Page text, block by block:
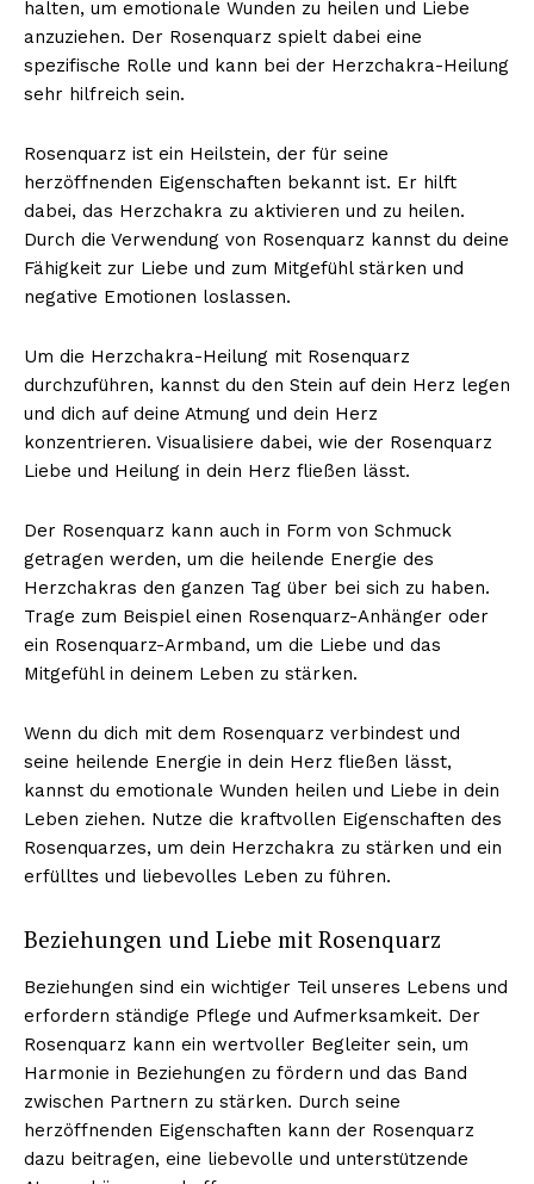
halten, um emotionale Wunden zu heilen und Liebe
anzuziehen. Der Rosenquarz spielt dabei eine
spezifische Rolle und kann bei der Herzchakra-Heilung
sehr hilfreich sein.
Rosenquarz ist ein Heilstein, der für seine
herzöffnenden Eigenschaften bekannt ist. Er hilft
dabei, das Herzchakra zu aktivieren und zu heilen.
Durch die Verwendung von Rosenquarz kannst du deine
Fähigkeit zur Liebe und zum Mitgefühl stärken und
negative Emotionen loslassen.
Um die Herzchakra-Heilung mit Rosenquarz
durchzuführen, kannst du den Stein auf dein Herz legen
und dich auf deine Atmung und dein Herz
konzentrieren. Visualisiere dabei, wie der Rosenquarz
Liebe und Heilung in dein Herz fließen lässt.
Der Rosenquarz kann auch in Form von Schmuck
getragen werden, um die heilende Energie des
Herzchakras den ganzen Tag über bei sich zu haben.
Trage zum Beispiel einen Rosenquarz-Anhänger oder
ein Rosenquarz-Armband, um die Liebe und das
Mitgefühl in deinem Leben zu stärken.
Wenn du dich mit dem Rosenquarz verbindest und
seine heilende Energie in dein Herz fließen lässt,
kannst du emotionale Wunden heilen und Liebe in dein
Leben ziehen. Nutze die kraftvollen Eigenschaften des
Rosenquarzes, um dein Herzchakra zu stärken und ein
erfülltes und liebevolles Leben zu führen.
Beziehungen und Liebe mit Rosenquarz
Beziehungen sind ein wichtiger Teil unseres Lebens und
erfordern ständige Pflege und Aufmerksamkeit. Der
Rosenquarz kann ein wertvoller Begleiter sein, um
Harmonie in Beziehungen zu fördern und das Band
zwischen Partnern zu stärken. Durch seine
herzöffnenden Eigenschaften kann der Rosenquarz
dazu beitragen, eine liebevolle und unterstützende